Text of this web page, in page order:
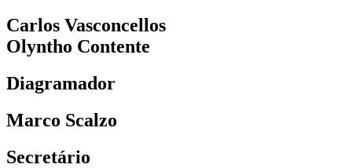
Carlos Vasconcellos
Olyntho Contente
Diagramador
Marco Scalzo
Secretário